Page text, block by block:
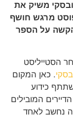
משיק את
מרגש חושף
על הספר
. כאן המקום
כידוע
המובילים
לאחד